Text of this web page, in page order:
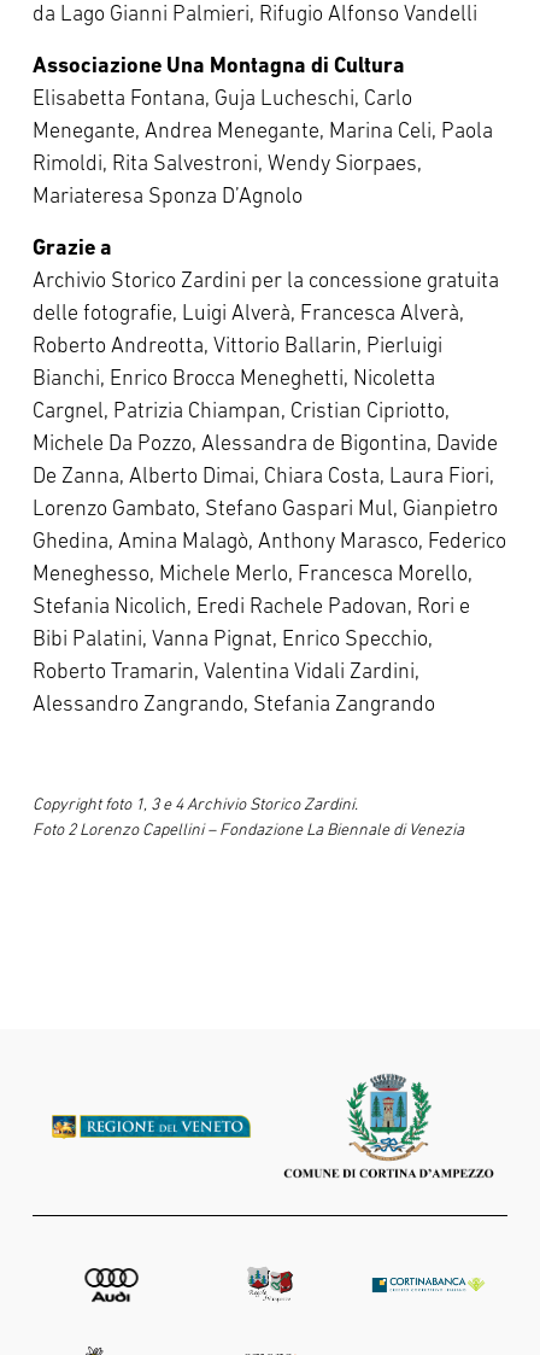
da Lago Gianni Palmieri, Rifugio Alfonso Vandelli
Associazione Una Montagna di Cultura
Elisabetta Fontana, Guja Lucheschi, Carlo
Menegante, Andrea Menegante, Marina Celi, Paola
Rimoldi, Rita Salvestroni, Wendy Siorpaes,
Mariateresa Sponza D’Agnolo
Grazie a
Archivio Storico Zardini per la concessione gratuita
delle fotografie, Luigi Alverà, Francesca Alverà,
Roberto Andreotta, Vittorio Ballarin, Pierluigi
Bianchi, Enrico Brocca Meneghetti, Nicoletta
Cargnel, Patrizia Chiampan, Cristian Cipriotto,
Michele Da Pozzo, Alessandra de Bigontina, Davide
De Zanna, Alberto Dimai, Chiara Costa, Laura Fiori,
Lorenzo Gambato, Stefano Gaspari Mul, Gianpietro
Ghedina, Amina Malagò, Anthony Marasco, Federico
Meneghesso, Michele Merlo, Francesca Morello,
Stefania Nicolich, Eredi Rachele Padovan, Rori e
Bibi Palatini, Vanna Pignat, Enrico Specchio,
Roberto Tramarin, Valentina Vidali Zardini,
Alessandro Zangrando, Stefania Zangrando
Copyright foto 1, 3 e 4 Archivio Storico Zardini.
Foto 2 Lorenzo Capellini – Fondazione La Biennale di Venezia